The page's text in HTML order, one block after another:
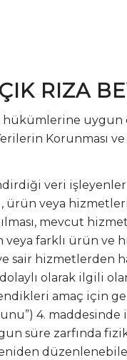
RIZA
hükümlerine uygun
Korunması
veri işleyenler
ürün veya
mevcut
farklı ürün ve
sair hizmetlerden
olarak ilgili
amaç için
4.
süre zarfında